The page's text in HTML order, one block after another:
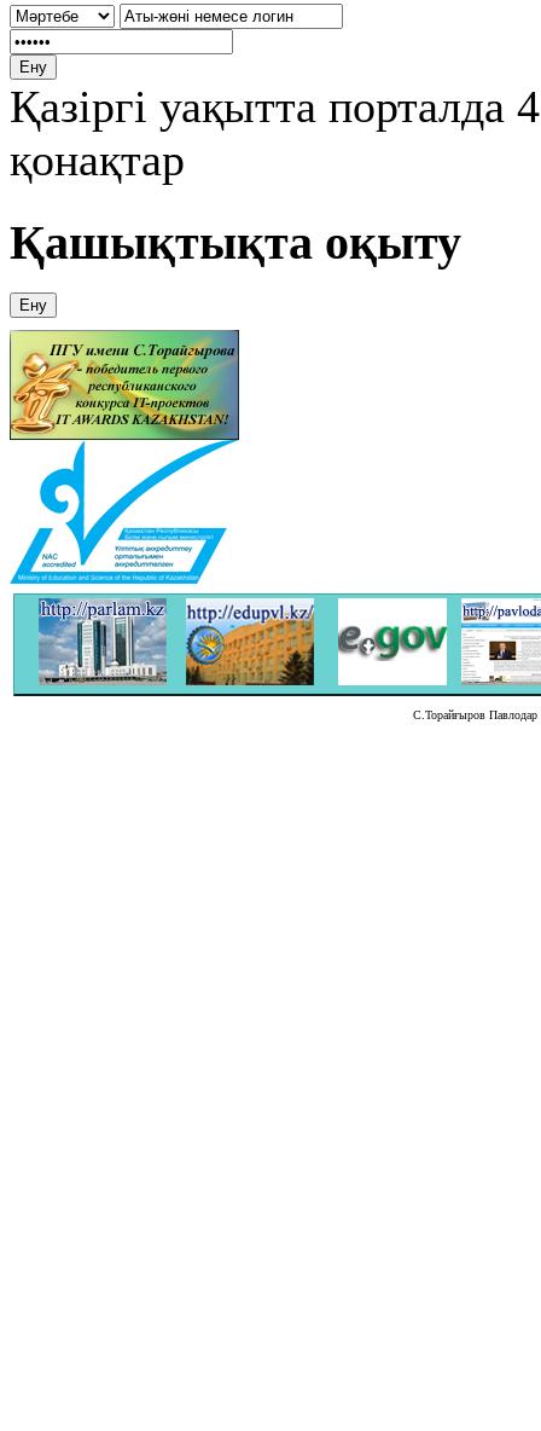
Қазіргі уақытта порталда
қонақтар
Қашықтықта оқыту
С.Торайғыров Павлодар